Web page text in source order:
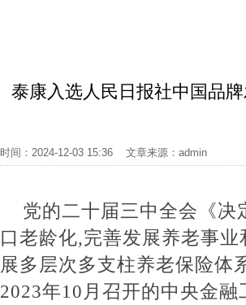
泰康入选人民日报社中国品
时间：2024-12-03 15:36 文章来源：admin
党的二十届三中全会《决
口老龄化,完善发展养老事
展多层次多支柱养老保险体
2023年10月召开的中央金